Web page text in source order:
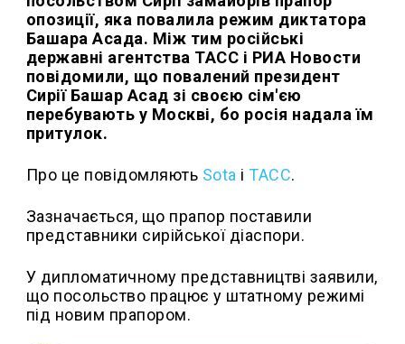
опозиції, яка повалила режим диктатора
Башара Асада. Між тим російські
державні агентства ТАСС і РИА Новости
повідомили, що повалений президент
Сирії Башар Асад зі своєю сім'єю
перебувають у Москві, бо росія надала їм
притулок.
Про це повідомляють Sota i TACC.
Зазначається, що прапор поставили
представники сирійської діаспори.
У дипломатичному представництві заявили,
що посольство працює у штатному режимі
під новим прапором.